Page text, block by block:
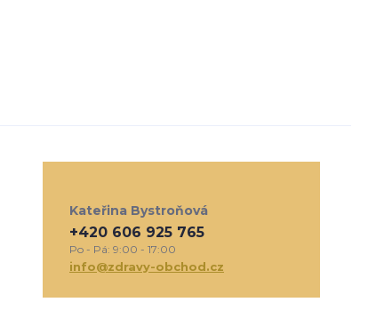
Kateřina Bystroňová
+420 606 925 765
Po - Pá: 9:00 - 17:00
info@zdravy-obchod.cz